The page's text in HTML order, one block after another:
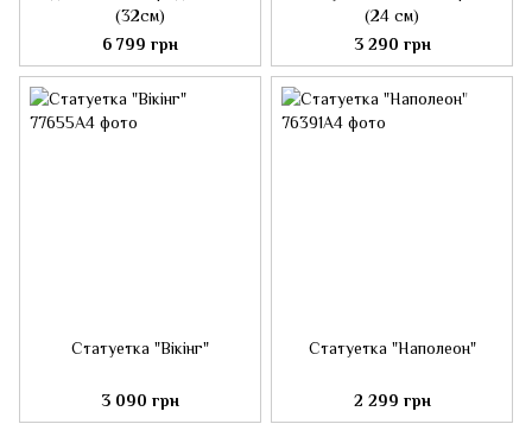
(32см)
6 799 грн
(24 см)
3 290 грн
Статуетка "Вікінг"
3 090 грн
Статуетка "Наполеон"
2 299 грн